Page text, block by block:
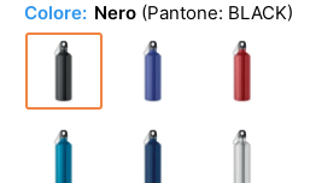
Colore: Nero (Pantone: BLACK)